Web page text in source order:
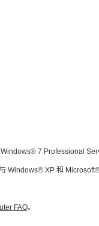
7 Professional
Windows® XP 和
FAQ。